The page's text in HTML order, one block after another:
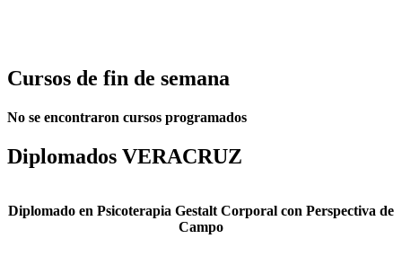
Cursos de fin de semana
No se encontraron cursos programados
Diplomados VERACRUZ
Diplomado en Psicoterapia Gestalt Corporal con Perspectiva de
Campo